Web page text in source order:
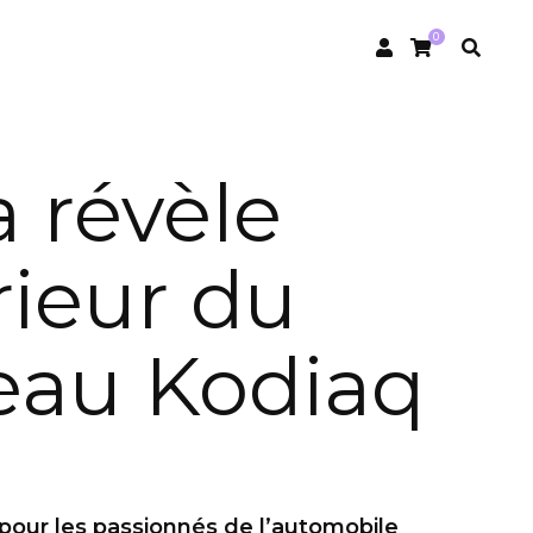
0
révèle
du
Kodiaq
les passionnés de l’automobile